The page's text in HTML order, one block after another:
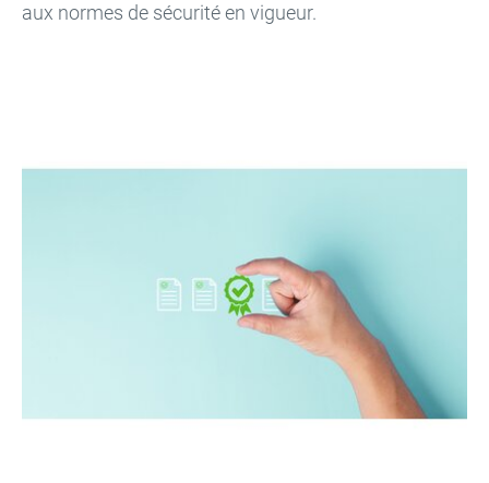
aux normes de sécurité en vigueur.